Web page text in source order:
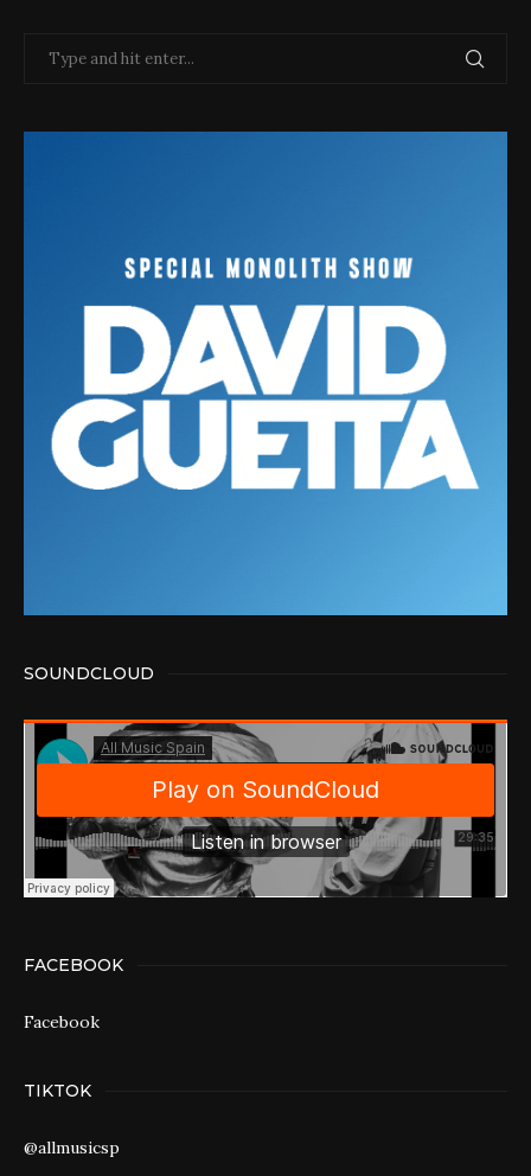
SOUNDCLOUD
FACEBOOK
Facebook
TIKTOK
@allmusicsp